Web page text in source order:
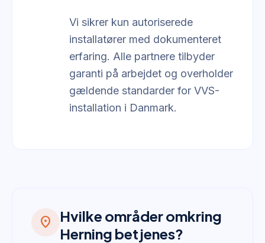
Vi sikrer kun autoriserede
installatører med dokumenteret
erfaring. Alle partnere tilbyder
garanti på arbejdet og overholder
gældende standarder for VVS-
installation i Danmark.
location_on
Hvilke områder omkring
Herning betjenes?